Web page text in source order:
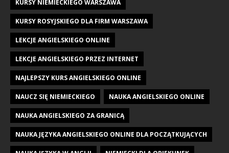
KURSY NIEMIECKIEGO WARSZAWA
KURSY ROSYJSKIEGO DLA FIRM WARSZAWA
LEKCJE ANGIELSKIEGO ONLINE
LEKCJE ANGIELSKIEGO PRZEZ INTERNET
NAJLEPSZY KURS ANGIELSKIEGO ONLINE
NAUCZ SIĘ NIEMIECKIEGO NAUKA ANGIELSKIEGO ONLINE
NAUKA ANGIELSKIEGO ZA GRANICĄ
NAUKA JĘZYKA ANGIELSKIEGO ONLINE DLA POCZĄTKUJĄCYCH